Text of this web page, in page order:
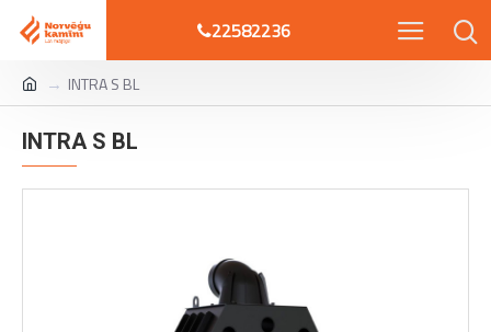
22582236
INTRA S BL
INTRA S BL